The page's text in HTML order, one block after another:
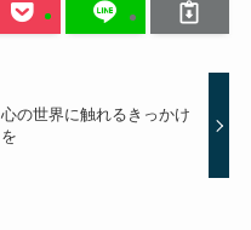
心の世界に触れるきっかけ
を